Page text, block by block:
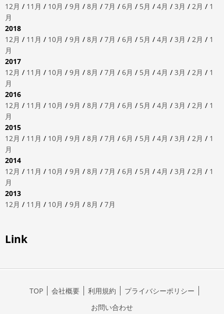
12月 / 11月 / 10月 / 9月 / 8月 / 7月 / 6月 / 5月 / 4月 / 3月 / 2月 / 1
月
2018
12月 / 11月 / 10月 / 9月 / 8月 / 7月 / 6月 / 5月 / 4月 / 3月 / 2月 / 1
月
2017
12月 / 11月 / 10月 / 9月 / 8月 / 7月 / 6月 / 5月 / 4月 / 3月 / 2月 / 1
月
2016
12月 / 11月 / 10月 / 9月 / 8月 / 7月 / 6月 / 5月 / 4月 / 3月 / 2月 / 1
月
2015
12月 / 11月 / 10月 / 9月 / 8月 / 7月 / 6月 / 5月 / 4月 / 3月 / 2月 / 1
月
2014
12月 / 11月 / 10月 / 9月 / 8月 / 7月 / 6月 / 5月 / 4月 / 3月 / 2月 / 1
月
2013
12月 / 11月 / 10月 / 9月 / 8月 / 7月
Link
TOP 会社概要 利用規約
プライバシーポリシー
お問い合わせ